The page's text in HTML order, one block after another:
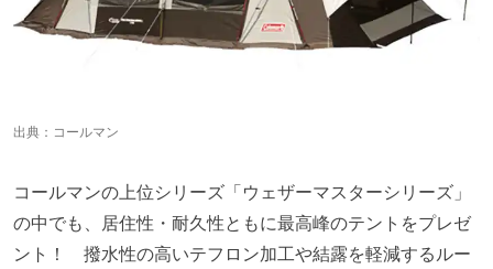
出典： コールマン
コールマンの上位シリーズ「ウェザーマスターシリーズ」
の中でも、居住性・耐久性ともに最高峰のテントをプレゼ
ント！ 撥水性の高いテフロン加工や結露を軽減するルー